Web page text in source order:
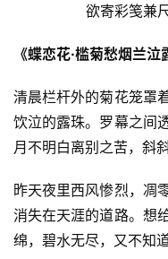
欲寄彩笺兼
《蝶恋花·槛菊愁烟兰泣
清晨栏杆外的菊花笼罩
饮泣的露珠。罗幕之间
月不明白离别之苦，斜
昨天夜里西风惨烈，凋
消失在天涯的道路。想
绵，碧水无尽，又不知